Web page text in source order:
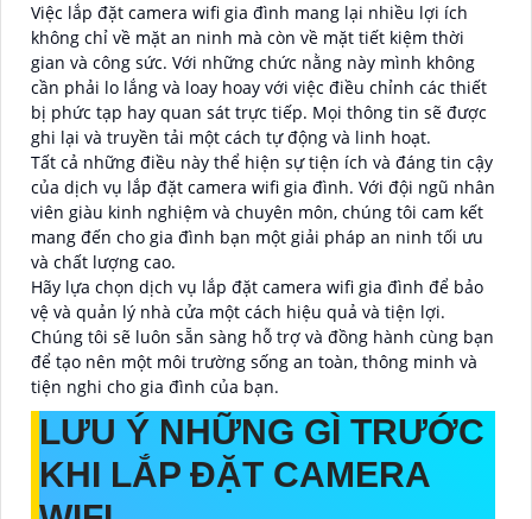
Việc lắp đặt camera wifi gia đình mang lại nhiều lợi ích
không chỉ về mặt an ninh mà còn về mặt tiết kiệm thời
gian và công sức. Với những chức nằng này mình không
cần phải lo lắng và loay hoay với việc điều chỉnh các thiết
bị phức tạp hay quan sát trực tiếp. Mọi thông tin sẽ được
ghi lại và truyền tải một cách tự động và linh hoạt.
Tất cả những điều này thể hiện sự tiện ích và đáng tin cậy
của dịch vụ lắp đặt camera wifi gia đình. Với đội ngũ nhân
viên giàu kinh nghiệm và chuyên môn, chúng tôi cam kết
mang đến cho gia đình bạn một giải pháp an ninh tối ưu
và chất lượng cao.
Hãy lựa chọn dịch vụ lắp đặt camera wifi gia đình để bảo
vệ và quản lý nhà cửa một cách hiệu quả và tiện lợi.
Chúng tôi sẽ luôn sẵn sàng hỗ trợ và đồng hành cùng bạn
để tạo nên một môi trường sống an toàn, thông minh và
tiện nghi cho gia đình của bạn.
LƯU Ý NHỮNG GÌ TRƯỚC
KHI LẮP ĐẶT CAMERA